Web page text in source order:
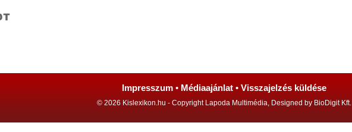
Impresszum • Médiaajánlat • Visszajelzés küldése
© 2026 Kislexikon.hu - Copyright Lapoda Multimédia, Designed by BioDigit Kft.